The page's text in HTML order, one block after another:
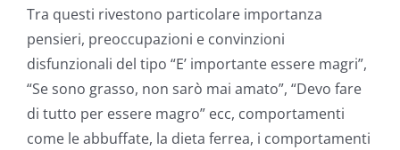
Tra questi rivestono particolare importanza
pensieri, preoccupazioni e convinzioni
disfunzionali del tipo “E’ importante essere magri”,
“Se sono grasso, non sarò mai amato”, “Devo fare
di tutto per essere magro” ecc, comportamenti
come le abbuffate, la dieta ferrea, i comportamenti